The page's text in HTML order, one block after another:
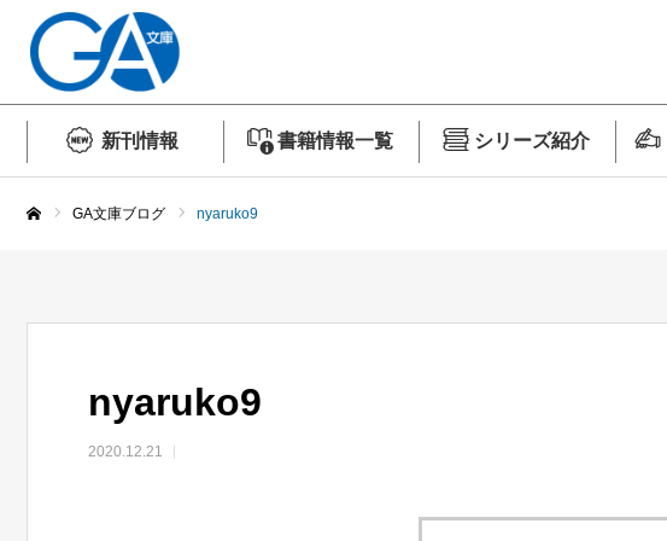
新刊情報 書籍情報一覧 シリーズ紹介
GA文庫ブログ nyaruko9
nyaruko9
2020.12.21